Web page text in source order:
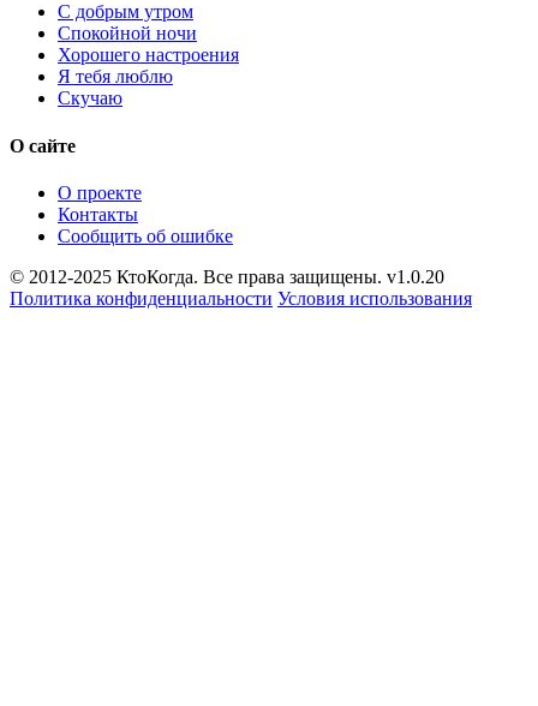
С добрым утром
Спокойной ночи
Хорошего настроения
Я тебя люблю
Скучаю
О сайте
О проекте
Контакты
Сообщить об ошибке
© 2012-2025 КтоКогда. Все права защищены. v1.0.20
Политика конфиденциальности Условия использования